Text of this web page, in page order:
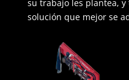
su trabajo les plantea,
solución que mejor se